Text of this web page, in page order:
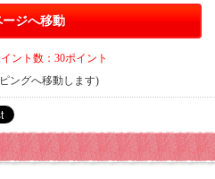
ジへ移動
ント数：30ポイント
ングへ移動します)